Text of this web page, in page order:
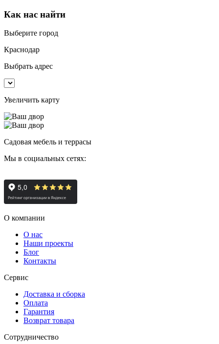
Как нас найти
Выберите город
Краснодар
Выбрать адрес
Увеличить карту
Садовая мебель и террасы
Мы в социальных сетях:
О компании
О нас
Наши проекты
Блог
Контакты
Сервис
Доставка и сборка
Оплата
Гарантия
Возврат товара
Сотрудничество